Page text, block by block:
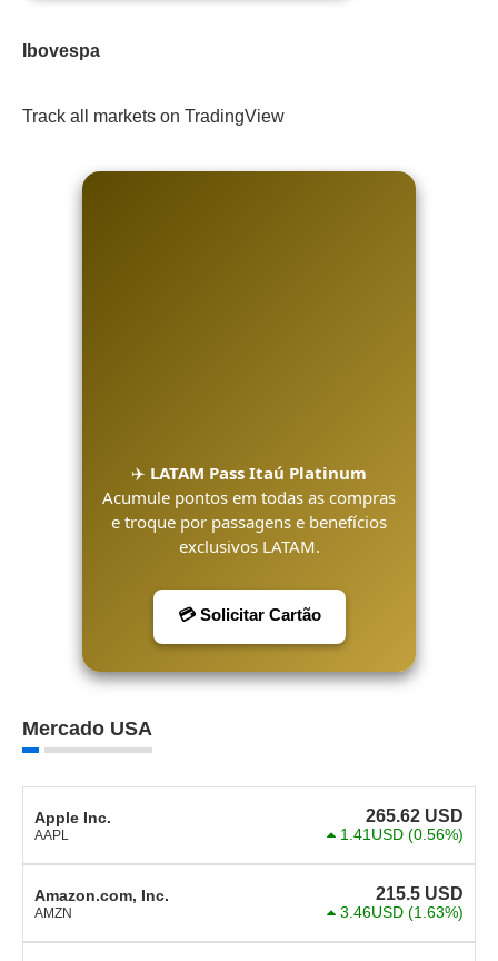
Ibovespa
Track all markets on TradingView
✈️ LATAM Pass Itaú Platinum
Acumule pontos em todas as compras
e troque por passagens e benefícios
exclusivos LATAM.
💳 Solicitar Cartão
Mercado USA
Apple Inc.
AAPL
265.62 USD
1.41USD (0.56%)
Amazon.com, Inc.
AMZN
215.5 USD
3.46USD (1.63%)